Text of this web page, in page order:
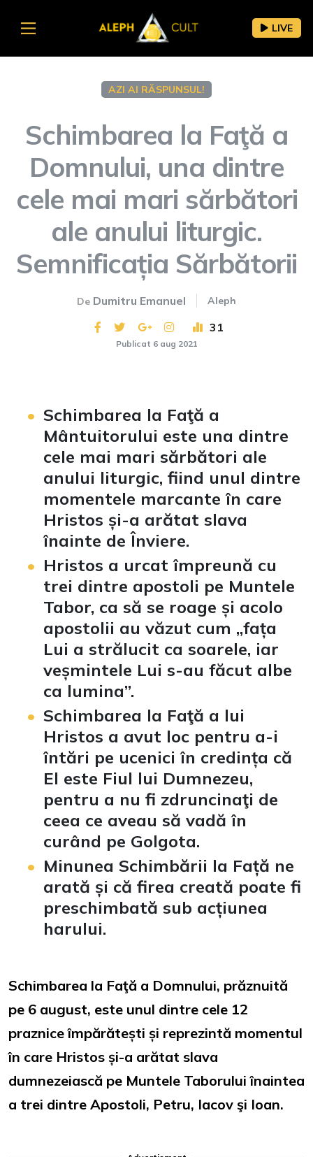
LIVE
AZI AI RĂSPUNSUL!
Schimbarea la Faţă a
Domnului, una dintre
cele mai mari sărbători
ale anului liturgic.
Semnificația Sărbătorii
De Dumitru Emanuel Aleph
31
Publicat 6 aug 2021
Schimbarea la Faţă a
Mântuitorului este una dintre
cele mai mari sărbători ale
anului liturgic, fiind unul dintre
momentele marcante în care
Hristos și-a arătat slava
înainte de Înviere.
Hristos a urcat împreună cu
trei dintre apostoli pe Muntele
Tabor, ca să se roage și acolo
apostolii au văzut cum „fața
Lui a strălucit ca soarele, iar
veșmintele Lui s-au făcut albe
ca lumina”.
Schimbarea la Faţă a lui
Hristos a avut loc pentru a-i
întări pe ucenici în credința că
El este Fiul lui Dumnezeu,
pentru a nu fi zdruncinaţi de
ceea ce aveau să vadă în
curând pe Golgota.
Minunea Schimbării la Față ne
arată și că firea creată poate fi
preschimbată sub acțiunea
harului.
Schimbarea la Faţă a Domnului, prăznuită
pe 6 august, este unul dintre cele 12
praznice împărătești și reprezintă momentul
în care Hristos și-a arătat slava
dumnezeiască pe Muntele Taborului înaintea
a trei dintre Apostoli, Petru, Iacov şi Ioan.